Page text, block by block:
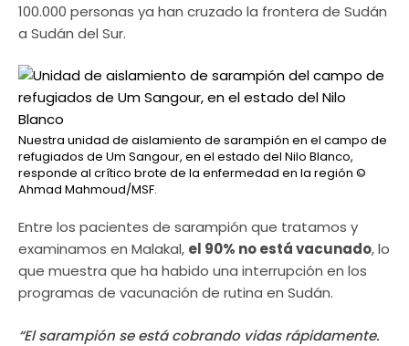
100.000 personas ya han cruzado la frontera de Sudán
a Sudán del Sur.
Nuestra unidad de aislamiento de sarampión en el campo de
refugiados de Um Sangour, en el estado del Nilo Blanco,
responde al crítico brote de la enfermedad en la región ©
Ahmad Mahmoud/MSF.
Entre los pacientes de sarampión que tratamos y
examinamos en Malakal, el 90% no está vacunado, lo
que muestra que ha habido una interrupción en los
programas de vacunación de rutina en Sudán.
“El sarampión se está cobrando vidas rápidamente.